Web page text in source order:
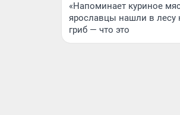
«Напоминает куриное
ярославцы нашли в
гриб — что это